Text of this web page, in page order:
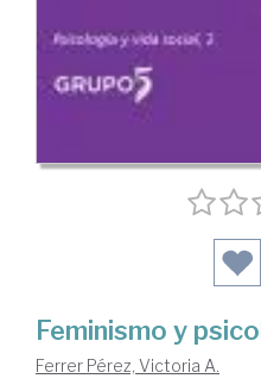
Feminismo y
Ferrer Pérez, Victoria A.